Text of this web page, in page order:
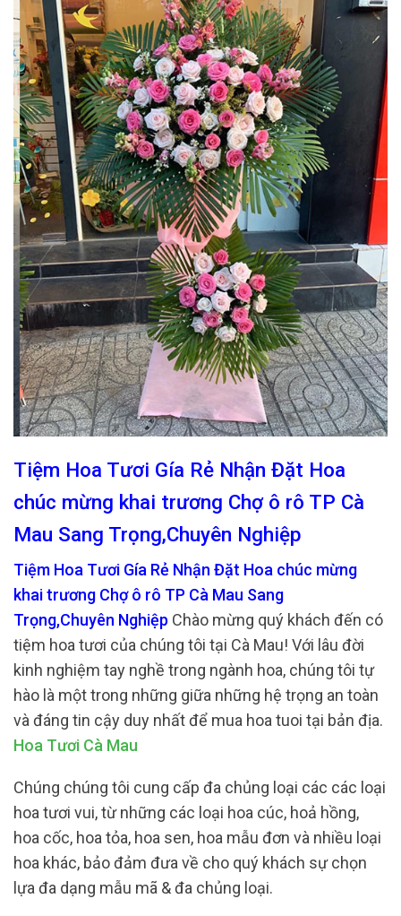
Tiệm Hoa Tươi Gía Rẻ Nhận Đặt Hoa
chúc mừng khai trương Chợ ô rô TP Cà
Mau Sang Trọng,Chuyên Nghiệp
Tiệm Hoa Tươi Gía Rẻ Nhận Đặt Hoa chúc mừng
khai trương Chợ ô rô TP Cà Mau Sang
Trọng,Chuyên Nghiệp Chào mừng quý khách đến có
tiệm hoa tươi của chúng tôi tại Cà Mau! Với lâu đời
kinh nghiệm tay nghề trong ngành hoa, chúng tôi tự
hào là một trong những giữa những hệ trọng an toàn
và đáng tin cậy duy nhất để mua hoa tuoi tại bản địa.
Hoa Tươi Cà Mau
Chúng chúng tôi cung cấp đa chủng loại các các loại
hoa tươi vui, từ những các loại hoa cúc, hoả hồng,
hoa cốc, hoa tỏa, hoa sen, hoa mẫu đơn và nhiều loại
hoa khác, bảo đảm đưa về cho quý khách sự chọn
lựa đa dạng mẫu mã & đa chủng loại.